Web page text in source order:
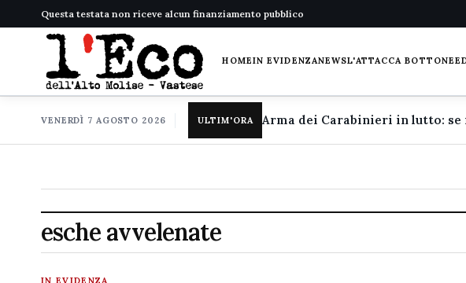
Questa testata non riceve alcun finanziamento pubblico
HOMEIN EVIDENZANEWSL'ATTACCA BOTTONE
VENERDÌ 7 AGOSTO 2026 ULTIM'ORA
esche avvelenate
IN EVIDENZA